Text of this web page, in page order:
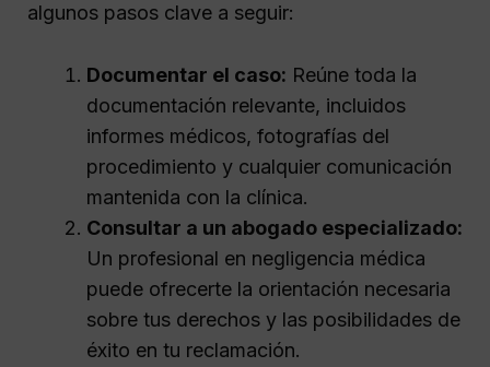
algunos pasos clave a seguir:
Documentar el caso: Reúne toda la
documentación relevante, incluidos
informes médicos, fotografías del
procedimiento y cualquier comunicación
mantenida con la clínica.
Consultar a un abogado especializado:
Un profesional en negligencia médica
puede ofrecerte la orientación necesaria
sobre tus derechos y las posibilidades de
éxito en tu reclamación.